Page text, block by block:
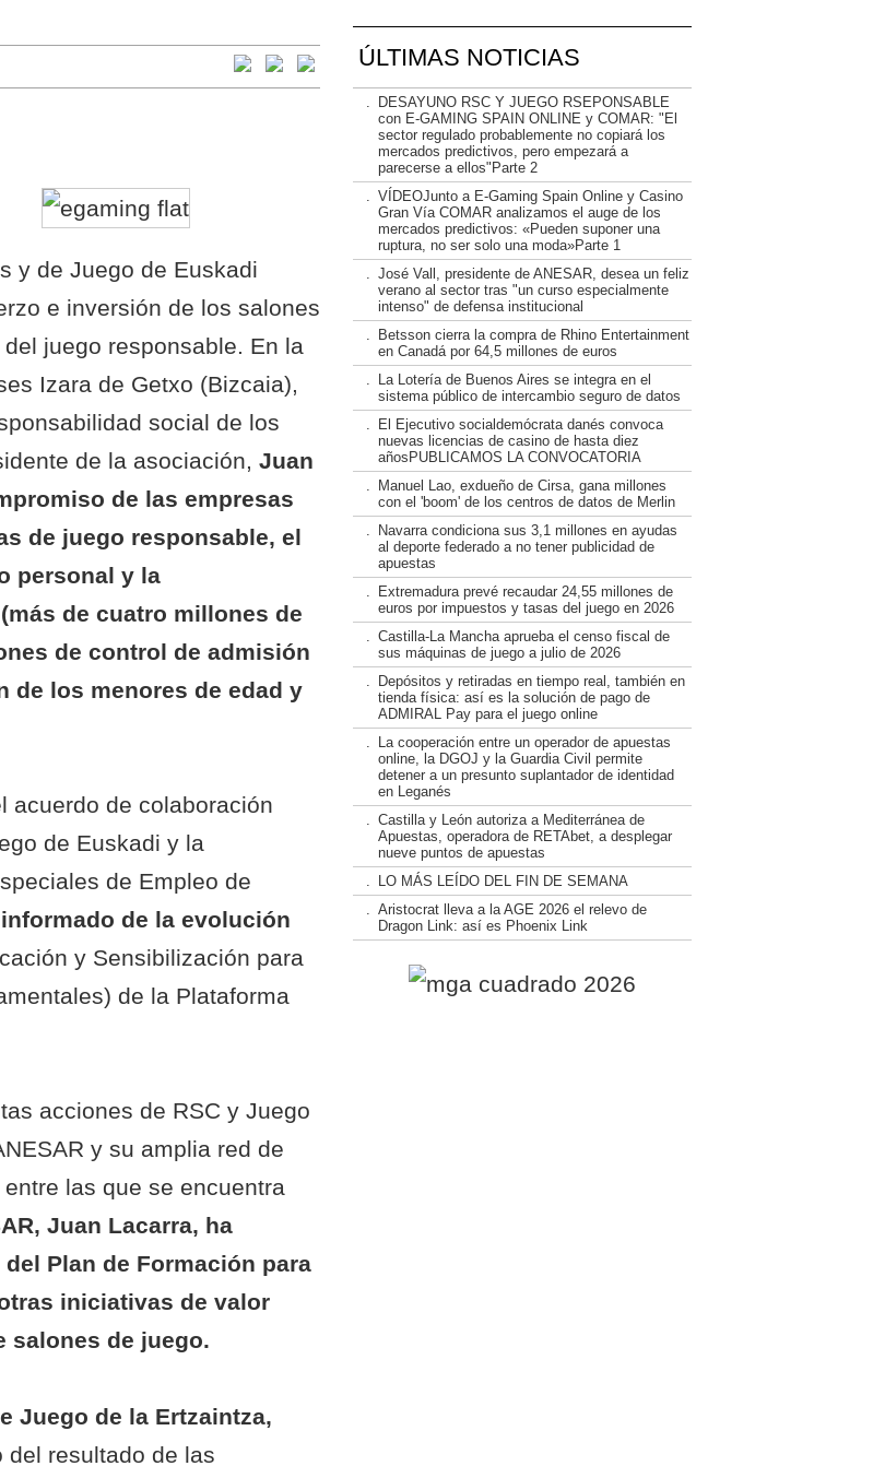
y de Juego de Euskadi
e inversión de los salones
juego responsable. En la
Izara de Getxo (Bizcaia),
social de los
de la asociación, Juan
de las empresas
de juego responsable, el
personal y la
de cuatro millones de
de control de admisión
de los menores de edad y
acuerdo de colaboración
de Euskadi y la
de Empleo de
de la evolución
y Sensibilización para
de la Plataforma
acciones de RSC y Juego
y su amplia red de
las que se encuentra
Juan Lacarra, ha
Plan de Formación para
iniciativas de valor
salones de juego.
Juego de la Ertzaintza,
del resultado de las
ÚLTIMAS NOTICIAS
DESAYUNO RSC Y JUEGO RSEPONSABLE
con E-GAMING SPAIN ONLINE y COMAR: "El
sector regulado probablemente no copiará los
mercados predictivos, pero empezará a
parecerse a ellos"Parte 2
VÍDEOJunto a E-Gaming Spain Online y Casino
Gran Vía COMAR analizamos el auge de los
mercados predictivos: «Pueden suponer una
ruptura, no ser solo una moda»Parte 1
José Vall, presidente de ANESAR, desea un feliz
verano al sector tras "un curso especialmente
intenso" de defensa institucional
Betsson cierra la compra de Rhino Entertainment
en Canadá por 64,5 millones de euros
La Lotería de Buenos Aires se integra en el
sistema público de intercambio seguro de datos
El Ejecutivo socialdemócrata danés convoca
nuevas licencias de casino de hasta diez
añosPUBLICAMOS LA CONVOCATORIA
Manuel Lao, exdueño de Cirsa, gana millones
con el 'boom' de los centros de datos de Merlin
Navarra condiciona sus 3,1 millones en ayudas
al deporte federado a no tener publicidad de
apuestas
Extremadura prevé recaudar 24,55 millones de
euros por impuestos y tasas del juego en 2026
Castilla-La Mancha aprueba el censo fiscal de
sus máquinas de juego a julio de 2026
Depósitos y retiradas en tiempo real, también en
tienda física: así es la solución de pago de
ADMIRAL Pay para el juego online
La cooperación entre un operador de apuestas
online, la DGOJ y la Guardia Civil permite
detener a un presunto suplantador de identidad
en Leganés
Castilla y León autoriza a Mediterránea de
Apuestas, operadora de RETAbet, a desplegar
nueve puntos de apuestas
LO MÁS LEÍDO DEL FIN DE SEMANA
Aristocrat lleva a la AGE 2026 el relevo de
Dragon Link: así es Phoenix Link